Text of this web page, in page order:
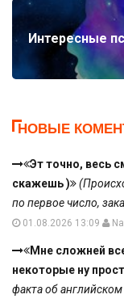
Интересные
НОВЫЕ
Эт точно, весь
скажешь )
по первое число,
01.08.2026 13:09
Мне сложней
некоторые ну
факта об